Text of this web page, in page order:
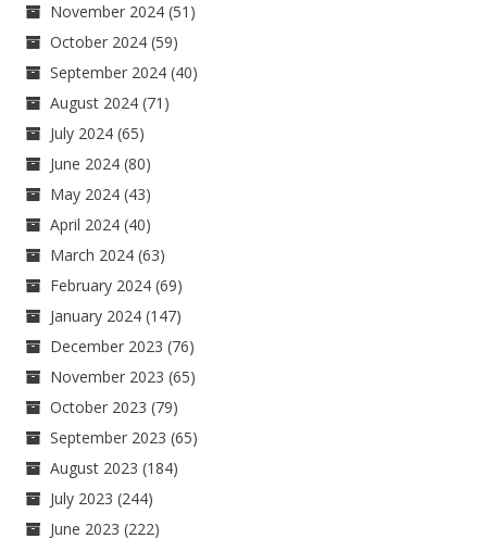
November 2024 (51)
October 2024 (59)
September 2024 (40)
August 2024 (71)
July 2024 (65)
June 2024 (80)
May 2024 (43)
April 2024 (40)
March 2024 (63)
February 2024 (69)
January 2024 (147)
December 2023 (76)
November 2023 (65)
October 2023 (79)
September 2023 (65)
August 2023 (184)
July 2023 (244)
June 2023 (222)